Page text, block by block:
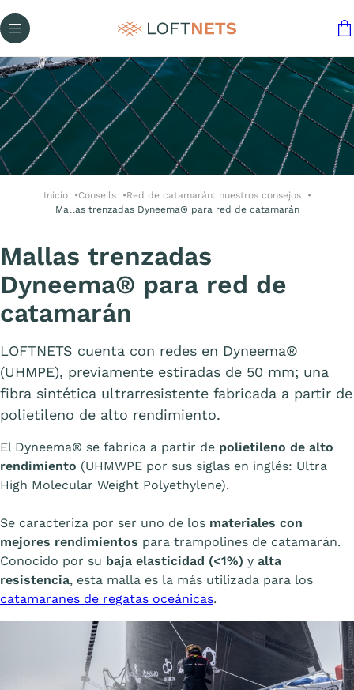
Inicio Conseils
Red de catamarán: nuestros consejos
Mallas trenzadas Dyneema® para red de catamarán
Mallas trenzadas
Dyneema® para red de
catamarán
LOFTNETS cuenta con redes en Dyneema®
(UHMPE), previamente estiradas de 50 mm; una
fibra sintética ultrarresistente fabricada a partir de
polietileno de alto rendimiento.
El Dyneema® se fabrica a partir de polietileno de alto
rendimiento (UHMWPE por sus siglas en inglés: Ultra
High Molecular Weight Polyethylene).
Se caracteriza por ser uno de los materiales con
mejores rendimientos para trampolines de catamarán.
Conocido por su baja elasticidad (<1%) y alta
resistencia, esta malla es la más utilizada para los
catamaranes de regatas oceánicas.